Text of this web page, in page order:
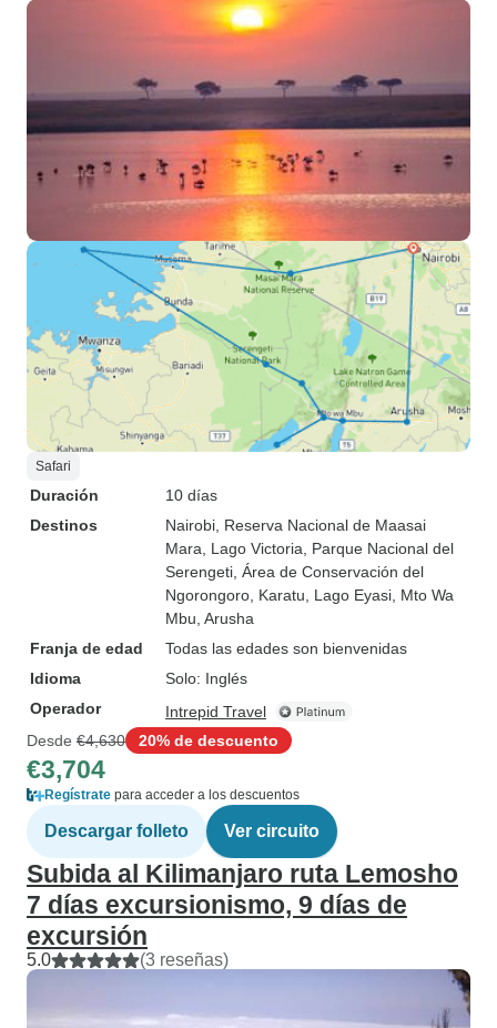
Safari
Duración
10 días
Destinos
Nairobi , Reserva Nacional de Maasai
Mara , Lago Victoria , Parque Nacional del
Serengeti , Área de Conservación del
Ngorongoro , Karatu , Lago Eyasi , Mto Wa
Mbu , Arusha
Franja de edad
Todas las edades son bienvenidas
Idioma
Solo: Inglés
Operador
Intrepid Travel
Desde €4,630 20% de descuento
€3,704
Regístrate para acceder a los descuentos
Descargar folleto Ver circuito
Subida al Kilimanjaro ruta Lemosho
7 días excursionismo, 9 días de
excursión
5.0 (3 reseñas)